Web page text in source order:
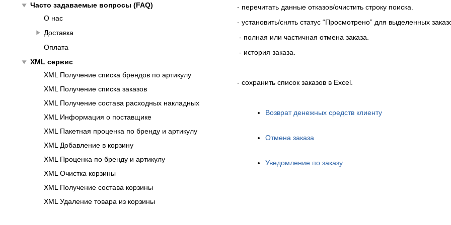
play_arrow Часто задаваемые вопросы (FAQ)
О нас
play_arrow Доставка
Оплата
play_arrow XML сервис
XML Получение списка брендов по артикулу
XML Получение списка заказов
XML Получение состава расходных накладных
XML Информация о поставщике
XML Пакетная проценка по бренду и артикулу
XML Добавление в корзину
XML Проценка по бренду и артикулу
XML Очистка корзины
XML Получение состава корзины
XML Удаление товара из корзины
- перечитать данные отказов/очистить строку поиска.
- установить/снять статус “Просмотрено” для выделенных
- полная или частичная отмена заказа.
- история заказа.
- сохранить список заказов в Excel.
Возврат денежных средств клиенту
Отмена заказа
Уведомление по заказу